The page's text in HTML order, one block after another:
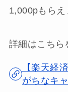
1,000pもらえ
詳細はこちら
【楽天経
がちなキ